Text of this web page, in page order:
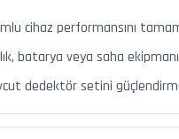
cihaz performansını
batarya veya saha
dedektör setini